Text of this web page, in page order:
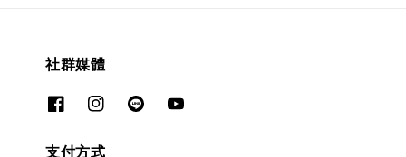
社群媒體
支付方式